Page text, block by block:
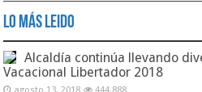
Lo Más Leido
Alcaldía continúa llevando
Vacacional Libertador 2018
agosto 13, 2018 444,888